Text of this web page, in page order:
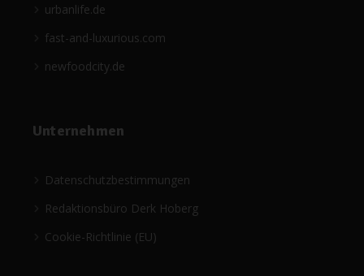
urbanlife.de
fast-and-luxurious.com
newfoodcity.de
Unternehmen
Datenschutzbestimmungen
Redaktionsbüro Derk Hoberg
Cookie-Richtlinie (EU)